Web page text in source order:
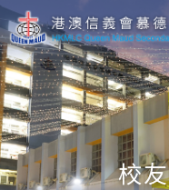
移至主內容
校